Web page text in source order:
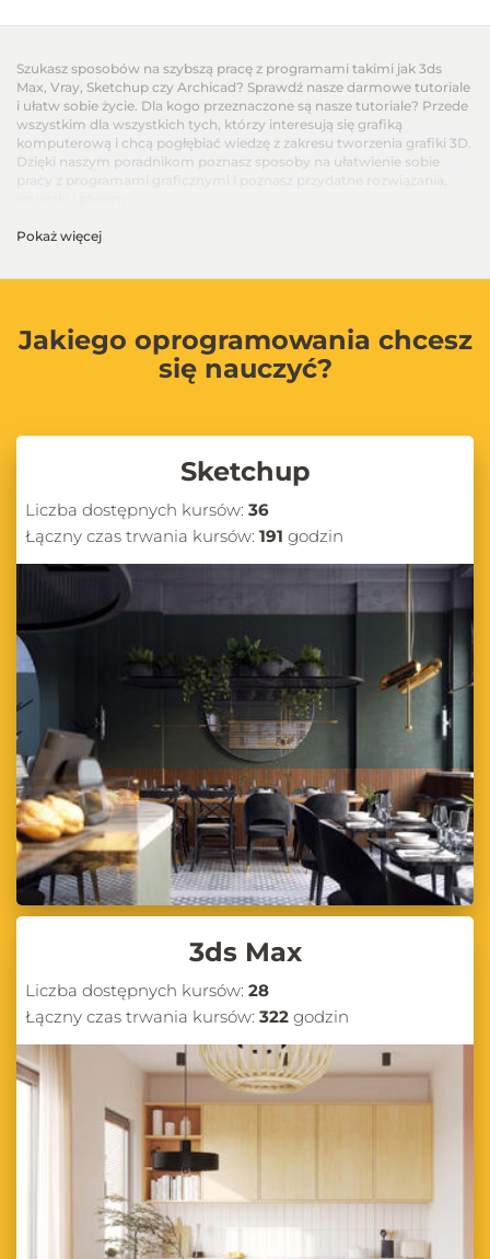
Szukasz sposobów na szybszą pracę z programami takimi jak 3ds
Max, Vray, Sketchup czy Archicad? Sprawdź nasze darmowe tutoriale
i ułatw sobie życie. Dla kogo przeznaczone są nasze tutoriale? Przede
wszystkim dla wszystkich tych, którzy interesują się grafiką
komputerową i chcą pogłębiać wiedzę z zakresu tworzenia grafiki 3D.
Dzięki naszym poradnikom poznasz sposoby na ułatwienie sobie
Pokaż więcej
Jakiego oprogramowania chcesz
się nauczyć?
Sketchup
Liczba dostępnych kursów: 36
Łączny czas trwania kursów: 191 godzin
3ds Max
Liczba dostępnych kursów: 28
Łączny czas trwania kursów: 322 godzin